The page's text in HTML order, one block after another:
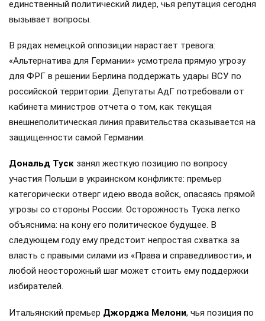
единственный политический лидер, чья репутация сегодня
вызывает вопросы.
В рядах немецкой оппозиции нарастает тревога:
«Альтернатива для Германии» усмотрела прямую угрозу
для ФРГ в решении Берлина поддержать удары ВСУ по
российской территории. Депутаты АдГ потребовали от
кабинета министров отчета о том, как текущая
внешнеполитическая линия правительства сказывается на
защищенности самой Германии.
Дональд Туск занял жесткую позицию по вопросу
участия Польши в украинском конфликте: премьер
категорически отверг идею ввода войск, опасаясь прямой
угрозы со стороны России. Осторожность Туска легко
объяснима: на кону его политическое будущее. В
следующем году ему предстоит непростая схватка за
власть с правыми силами из «Права и справедливости», и
любой неосторожный шаг может стоить ему поддержки
избирателей.
Итальянский премьер Джорджа Мелони, чья позиция по